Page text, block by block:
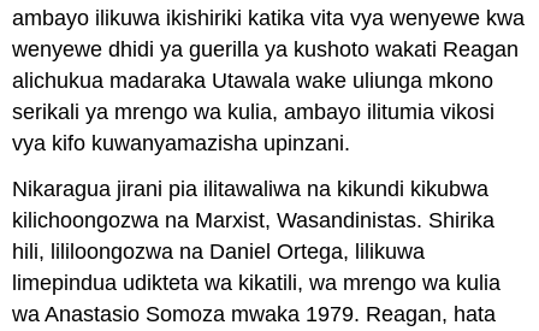
ambayo ilikuwa ikishiriki katika vita vya wenyewe kwa
wenyewe dhidi ya guerilla ya kushoto wakati Reagan
alichukua madaraka Utawala wake uliunga mkono
serikali ya mrengo wa kulia, ambayo ilitumia vikosi
vya kifo kuwanyamazisha upinzani.
Nikaragua jirani pia ilitawaliwa na kikundi kikubwa
kilichoongozwa na Marxist, Wasandinistas. Shirika
hili, lililoongozwa na Daniel Ortega, lilikuwa
limepindua udikteta wa kikatili, wa mrengo wa kulia
wa Anastasio Somoza mwaka 1979. Reagan, hata